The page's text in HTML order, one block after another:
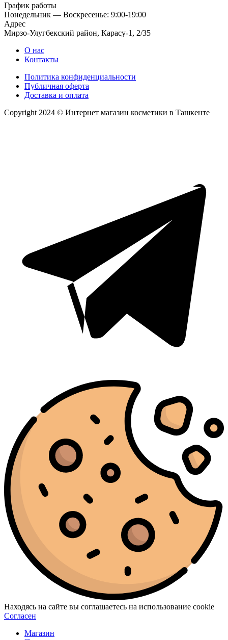
График работы
Понедельник — Воскресенье: 9:00-19:00
Адрес
Мирзо-Улугбекский район, Карасу-1, 2/35
О нас
Контакты
Политика конфиденциальности
Публичная оферта
Доставка и оплата
Copyright 2024 © Интернет магазин косметики в Ташкенте
Находясь на сайте вы соглашаетесь на использование cookie
Согласен
Магазин